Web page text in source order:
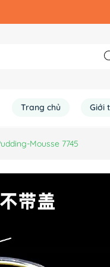
Trang chủ Giới
Mousse 7745